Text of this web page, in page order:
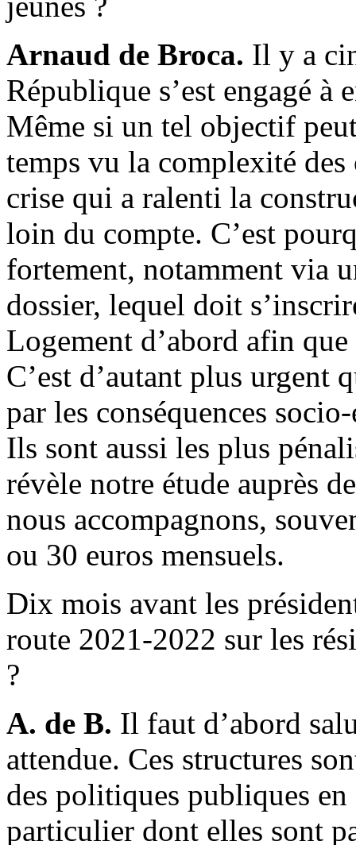
Arnaud de Broca. Il y a
République s’est engagé
Même si un tel objectif
temps vu la complexité
crise qui a ralenti la
loin du compte. C’est
fortement, notamment via
dossier, lequel doit
Logement d’abord afin
C’est d’autant plus urgent
par les conséquences
Ils sont aussi les plus
révèle notre étude auprès
nous accompagnons,
ou 30 euros mensuels.
Dix mois avant les
route 2021-2022 sur les
?
A. de B. Il faut d’abord
attendue. Ces structures
des politiques publiques
particulier dont elles sont